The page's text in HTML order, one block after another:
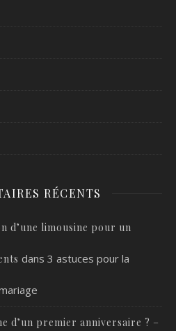
RÉCENTS
d’une limousine pour un
dans 3 astuces pour la
d’un premier anniversaire ? –